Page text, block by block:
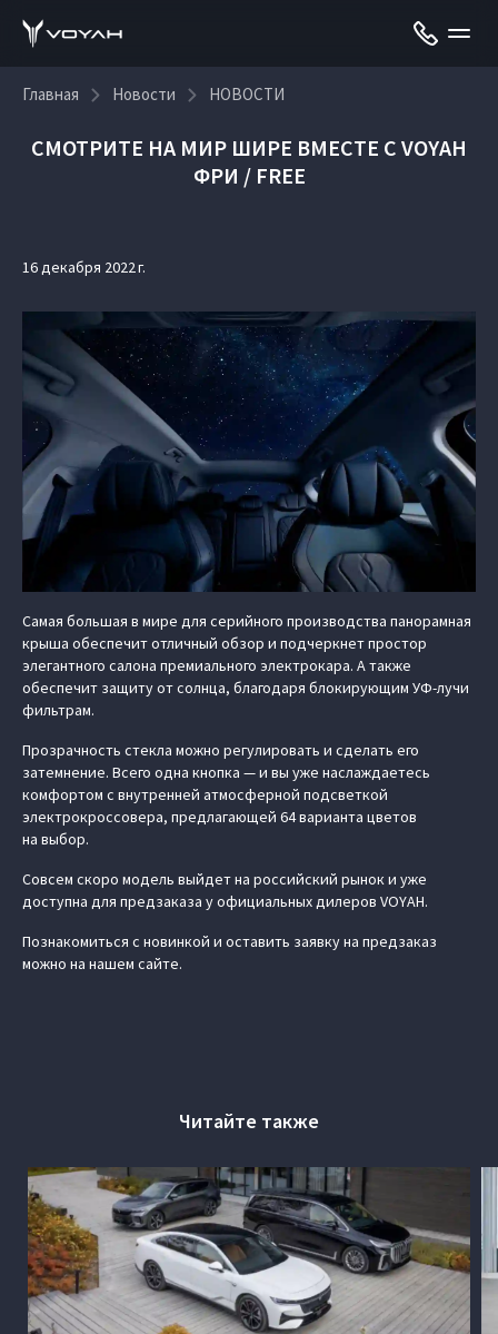
Главная Новости НОВОСТИ
СМОТРИТЕ НА МИР ШИРЕ ВМЕСТЕ С VOYAH
ФРИ / FREE
16 декабря 2022 г.
Самая большая в мире для серийного производства панорамная
крыша обеспечит отличный обзор и подчеркнет простор
элегантного салона премиального электрокара. А также
обеспечит защиту от солнца, благодаря блокирующим УФ-лучи
фильтрам.
Прозрачность стекла можно регулировать и сделать его
затемнение. Всего одна кнопка — и вы уже наслаждаетесь
комфортом с внутренней атмосферной подсветкой
электрокроссовера, предлагающей 64 варианта цветов
на выбор.
Совсем скоро модель выйдет на российский рынок и уже
доступна для предзаказа у официальных дилеров VOYAH.
Познакомиться с новинкой и оставить заявку на предзаказ
можно на нашем сайте.
Читайте также